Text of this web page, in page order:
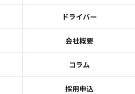
ドライバー
会社概要
コラム
採用申込